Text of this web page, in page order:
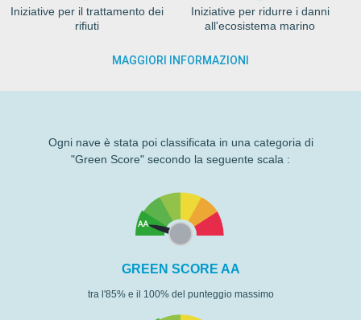
Iniziative per il trattamento dei
rifiuti
Iniziative per ridurre i danni
all'ecosistema marino
MAGGIORI INFORMAZIONI
Ogni nave è stata poi classificata in una categoria di
"Green Score" secondo la seguente scala :
GREEN SCORE AA
tra l'85% e il 100% del punteggio massimo